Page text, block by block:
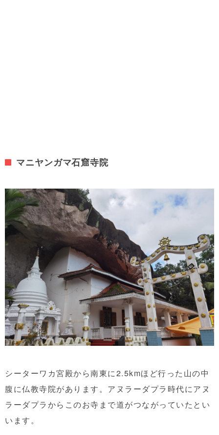
マニヤンガマ石窟寺院
シーターワカ宮殿から南東に2.5kmほど行った山の中
腹に仏教寺院があります。アヌラーダプラ時代にアヌ
ラーダプラからこのお寺まで道がつながっていたとい
います。